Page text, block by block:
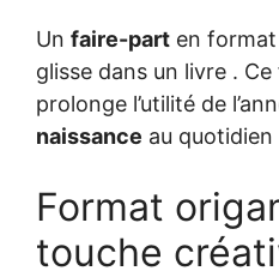
Un faire-part en
glisse dans un livre .
prolonge l’utilité de
naissance au quotidien
Format
touche